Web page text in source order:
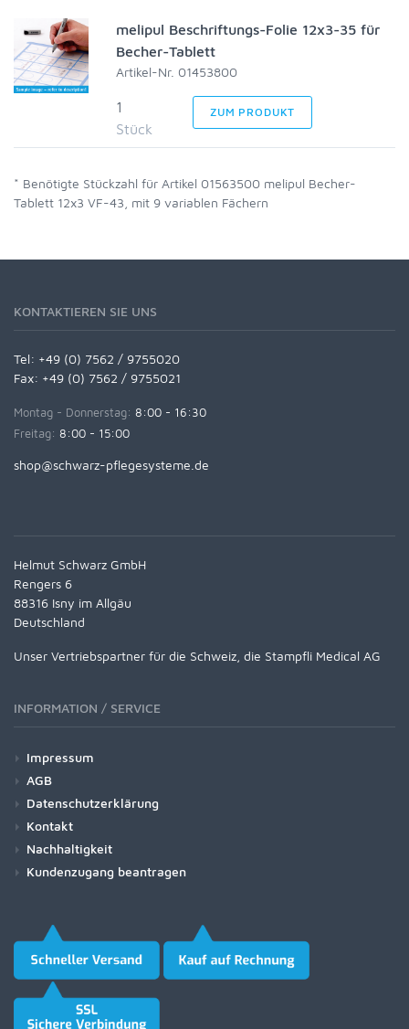
melipul Beschriftungs-Folie 12x3-35 für
Becher-Tablett
Artikel-Nr. 01453800
1
Stück
ZUM PRODUKT
* Benötigte Stückzahl für Artikel 01563500 melipul Becher-
Tablett 12x3 VF-43, mit 9 variablen Fächern
KONTAKTIEREN SIE UNS
Tel: +49 (0) 7562 / 9755020
Fax: +49 (0) 7562 / 9755021
Montag - Donnerstag: 8:00 - 16:30
Freitag: 8:00 - 15:00
shop@schwarz-pflegesysteme.de
Helmut Schwarz GmbH
Rengers 6
88316 Isny im Allgäu
Deutschland
Unser Vertriebspartner für die Schweiz, die Stampfli Medical AG
INFORMATION / SERVICE
Impressum
AGB
Datenschutzerklärung
Kontakt
Nachhaltigkeit
Kundenzugang beantragen